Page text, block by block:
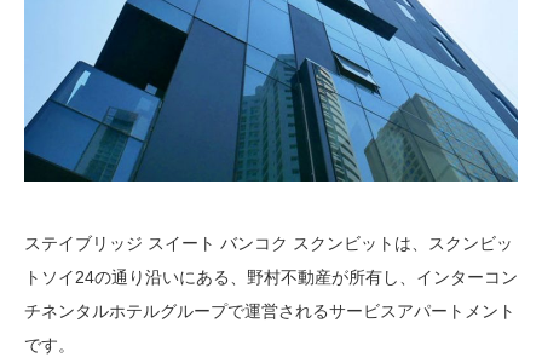
ステイブリッジ スイート バンコク スクンビットは、スクンビッ
トソイ24の通り沿いにある、野村不動産が所有し、インターコン
チネンタルホテルグループで運営されるサービスアパートメント
です。